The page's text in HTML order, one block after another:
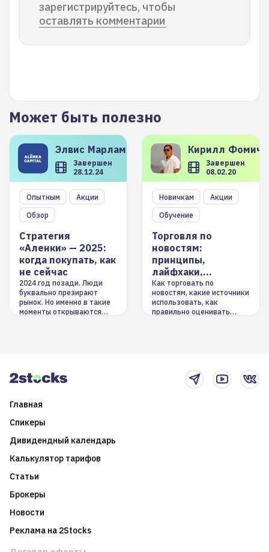
зарегистрируйтесь, чтобы
оставлять комментарии
Может быть полезно
Элвис Марламов
Завершен
28.12.24
Опытным
Акции
Обзор
Стратегия
«Аленки» — 2025:
когда покупать, как
не сейчас
2024 год позади. Люди
буквально презирают
рынок. Но именно в такие
моменты открываются
Кирилл
Завершен
08.02.20
Новичкам
Акции
Обучение
Торговля по
новостям:
принципы,
лайфхаки,
инструменты
Как торговать по
новостям, какие источники
использовать, как
правильно оценивать
Главная
Спикеры
Дивидендный календарь
Калькулятор тарифов
Статьи
Брокеры
Новости
Реклама на 2Stocks